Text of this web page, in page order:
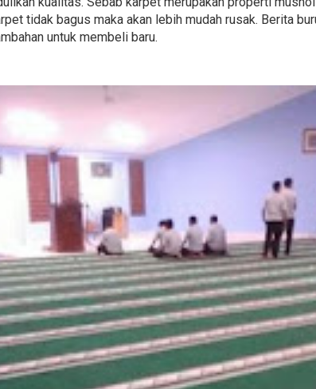
tidak bagus maka akan lebih mudah rusak. Berita
untuk membeli baru.